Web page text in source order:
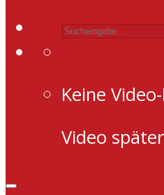
Keine
Video